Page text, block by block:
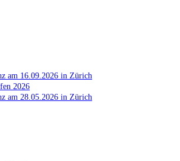
am 16.09.2026 in Zürich
2026
am 28.05.2026 in Zürich